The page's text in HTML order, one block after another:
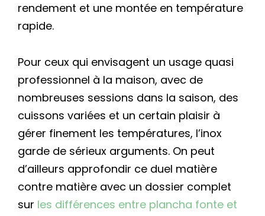
rendement et une montée en température
rapide.
Pour ceux qui envisagent un usage quasi
professionnel à la maison, avec de
nombreuses sessions dans la saison, des
cuissons variées et un certain plaisir à
gérer finement les températures, l’inox
garde de sérieux arguments. On peut
d’ailleurs approfondir ce duel matière
contre matière avec un dossier complet
sur les différences entre plancha fonte et